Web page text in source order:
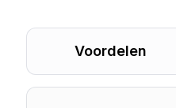
Voordelen